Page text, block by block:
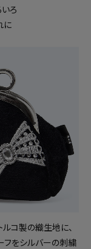
ろ
に
コ製の織生地に、
フをシルバーの刺繍